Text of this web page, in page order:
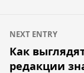
NEXT ENTRY
Как
редакции